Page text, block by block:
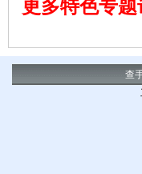
更多特色专
查